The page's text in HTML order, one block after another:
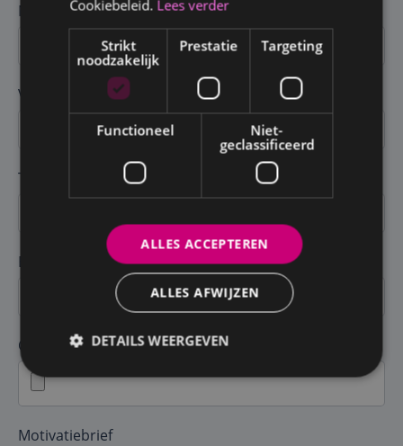
Naam *
Voornaam *
Telefoon *
E-mail *
CV*
Motivatiebrief
Cookiebeleid. Lees verder
Strikt
noodzakelijk
Prestatie Targeting
Functioneel
Niet-
geclassificeerd
ALLES ACCEPTEREN
ALLES AFWIJZEN
DETAILS WEERGEVEN